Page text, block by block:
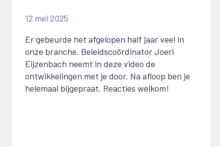
12 mei 2025
Er gebeurde het afgelopen half jaar veel in
onze branche. Beleidscoördinator Joeri
Eijzenbach neemt in deze video de
ontwikkelingen met je door. Na afloop ben je
helemaal bijgepraat. Reacties welkom!